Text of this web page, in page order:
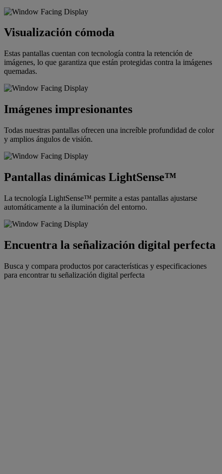
Visualización cómoda
Estas pantallas cuentan con tecnología contra la retención de
imágenes, lo que garantiza que están protegidas contra la imágenes
quemadas.
Imágenes impresionantes
Todas nuestras pantallas ofrecen una increíble profundidad de color
y amplios ángulos de visión.
Pantallas dinámicas LightSense™
La tecnología LightSense™ permite a estas pantallas ajustarse
automáticamente a la iluminación del entorno.
Encuentra la señalización digital perfecta
Busca y compara productos por características y especificaciones
para encontrar tu señalización digital perfecta